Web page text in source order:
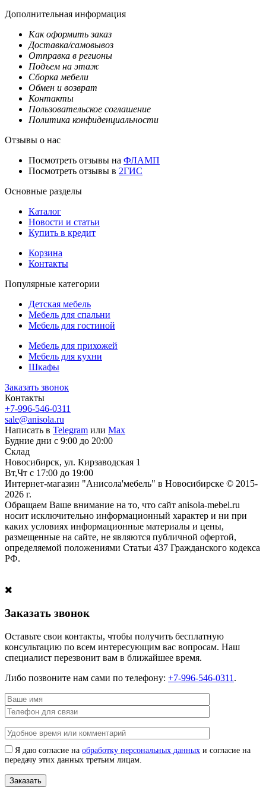
Дополнительная информация
Как оформить заказ
Доставка/самовывоз
Отправка в регионы
Подъем на этаж
Сборка мебели
Обмен и возврат
Контакты
Пользовательское соглашение
Политика конфиденциальности
Отзывы о нас
Посмотреть отзывы на ФЛАМП
Посмотреть отзывы в 2ГИС
Основные разделы
Каталог
Новости и статьи
Купить в кредит
Корзина
Контакты
Популярные категории
Детская мебель
Мебель для спальни
Мебель для гостиной
Мебель для прихожей
Мебель для кухни
Шкафы
Заказать звонок
Контакты
+7-996-546-0311
sale@anisola.ru
Написать в Telegram или Max
Будние дни с 9:00 до 20:00
Склад
Новосибирск, ул. Кирзаводская 1
Вт,Чт с 17:00 до 19:00
Интернет-магазин "Анисола'мебель" в Новосибирске © 2015-
2026 г.
Обращаем Ваше внимание на то, что сайт anisola-mebel.ru
носит исключительно информационный характер и ни при
каких условиях информационные материалы и цены,
размещенные на сайте, не являются публичной офертой,
определяемой положениями Статьи 437 Гражданского кодекса
РФ.
Заказать звонок
Оставьте свои контакты, чтобы получить бесплатную
консультацию по всем интересующим вас вопросам. Наш
специалист перезвонит вам в ближайшее время.
Либо позвоните нам сами по телефону: +7-996-546-0311 .
Я даю согласие на обработку персональных данных и согласие на
передачу этих данных третьим лицам.